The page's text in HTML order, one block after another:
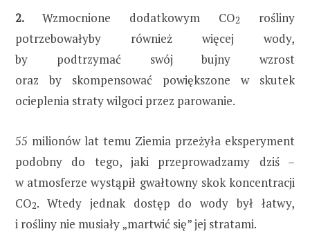
2. Wzmocnione dodatkowym CO2
rośliny
potrzebowałyby również więcej wody,
by podtrzymać swój bujny wzrost
oraz by skompensować powiększone w skutek
ocieplenia straty wilgoci przez parowanie.
55 milionów lat temu Ziemia przeżyła eksperyment
podobny do tego, jaki przeprowadzamy dziś –
w atmosferze wystąpił gwałtowny skok koncentracji
CO2. Wtedy jednak dostęp do wody był łatwy,
i rośliny nie musiały „martwić się” jej stratami.